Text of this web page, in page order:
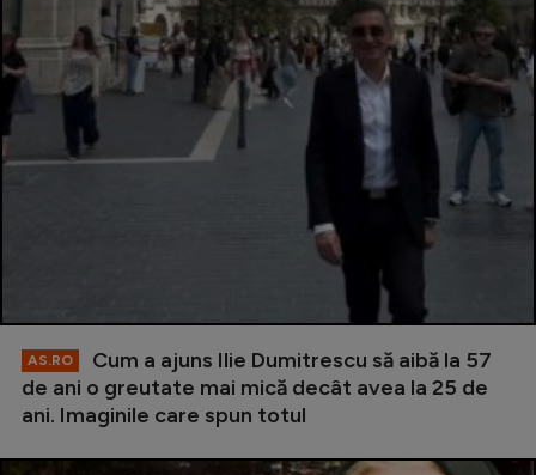
AS.RO
Cum a ajuns Ilie Dumitrescu să aibă la 57
de ani o greutate mai mică decât avea la 25 de
ani. Imaginile care spun totul